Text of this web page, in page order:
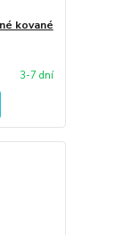
kované
3-7 dní